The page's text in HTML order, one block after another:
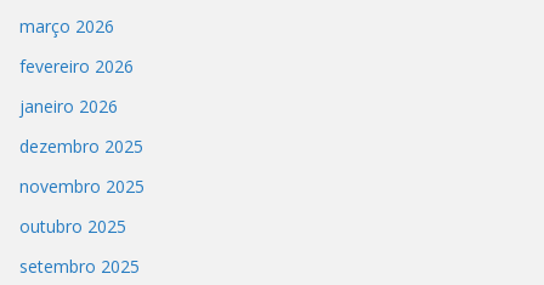
março 2026
fevereiro 2026
janeiro 2026
dezembro 2025
novembro 2025
outubro 2025
setembro 2025